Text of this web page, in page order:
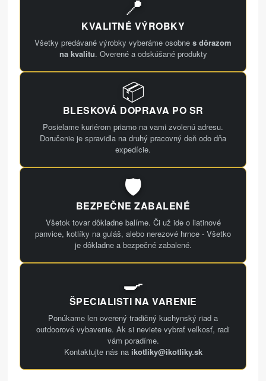
KVALITNÉ VÝROBKY
Všetky predávané výrobky vyberáme osobne s dôrazom
na kvalitu. Overené a odskúšané produkty
📦
BLESKOVÁ DOPRAVA PO SR
Posielame kuriérom priamo na vami zvolenú adresu.
Doručenie je spravidla na druhý pracovný deň odo dňa
expedície.
🛡️
BEZPEČNE ZABALENÉ
Všetok tovar dôkladne balíme. Či už ide o liatinové
panvice, kotlíky na guláš, alebo nerezové hrnce - Všetko
je dôkladne a bezpečné zabalené.
🍳
ŠPECIALISTI NA VARENIE
Ponúkame len overený tradičný kuchynský riad a
outdoorové vybavenie. Ak si neviete vybrať veľkosť, radi
vám poradíme.
Kontaktujte nás na ikotliky@ikotliky.sk